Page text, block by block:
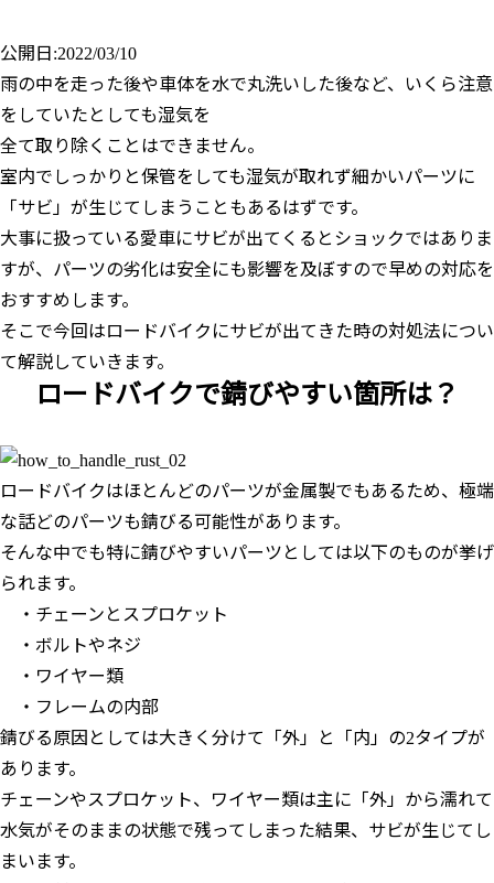
公開日:2022/03/10
雨の中を走った後や車体を水で丸洗いした後など、いくら注意
をしていたとしても湿気を
全て取り除くことはできません。
室内でしっかりと保管をしても湿気が取れず細かいパーツに
「サビ」が生じてしまうこともあるはずです。
大事に扱っている愛車にサビが出てくるとショックではありま
すが、パーツの劣化は安全にも影響を及ぼすので早めの対応を
おすすめします。
そこで今回はロードバイクにサビが出てきた時の対処法につい
て解説していきます。
ロードバイクで錆びやすい箇所は？
ロードバイクはほとんどのパーツが金属製でもあるため、極端
な話どのパーツも錆びる可能性があります。
そんな中でも特に錆びやすいパーツとしては以下のものが挙げ
られます。
・チェーンとスプロケット
・ボルトやネジ
・ワイヤー類
・フレームの内部
錆びる原因としては大きく分けて「外」と「内」の2タイプが
あります。
チェーンやスプロケット、ワイヤー類は主に「外」から濡れて
水気がそのままの状態で残ってしまった結果、サビが生じてし
まいます。